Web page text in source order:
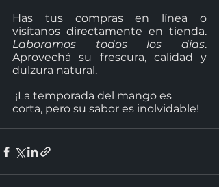
Has tus compras en línea o
Laboramos todos los días.
Aprovechá su frescura, calidad y
dulzura natural.
corta, pero su sabor es inolvidable!